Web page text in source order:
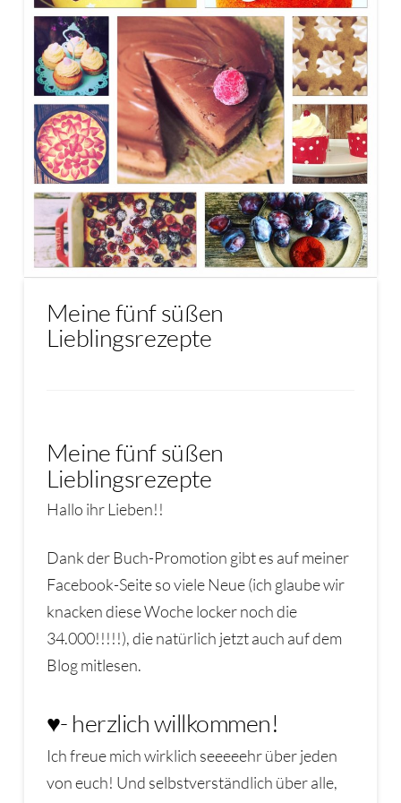
Meine fünf süßen
Lieblingsrezepte
Meine fünf süßen
Lieblingsrezepte
Hallo ihr Lieben!!
Dank der Buch-Promotion gibt es auf meiner
Facebook-Seite so viele Neue (ich glaube wir
knacken diese Woche locker noch die
34.000!!!!!), die natürlich jetzt auch auf dem
Blog mitlesen.
♥- herzlich willkommen!
Ich freue mich wirklich seeeeehr über jeden
von euch! Und selbstverständlich über alle,